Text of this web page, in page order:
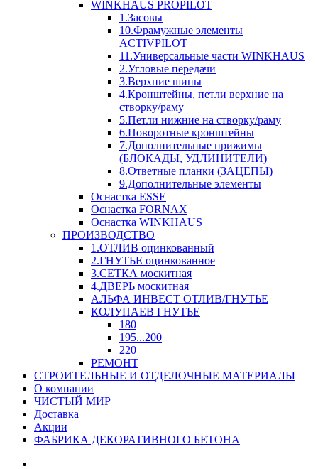
WINKHAUS PROPILOT
1.Засовы
10.Фрамужные элементы
ACTIVPILOT
11.Универсальные части WINKHAUS
2.Угловые передачи
3.Верхние шины
4.Кронштейны, петли верхние на
створку/раму
5.Петли нижние на створку/раму
6.Поворотные кронштейны
7.Дополнительные прижимы
(БЛОКАДЫ, УДЛИНИТЕЛИ)
8.Ответные планки (ЗАЦЕПЫ)
9.Дополнительные элементы
Оснастка ESSE
Оснастка FORNAX
Оснастка WINKHAUS
ПРОИЗВОДСТВО
1.ОТЛИВ оцинкованный
2.ГНУТЬЕ оцинкованное
3.СЕТКА москитная
4.ДВЕРЬ москитная
АЛЬФА ИНВЕСТ ОТЛИВ/ГНУТЬЕ
КОЛУПАЕВ ГНУТЬЕ
180
195...200
220
РЕМОНТ
СТРОИТЕЛЬНЫЕ И ОТДЕЛОЧНЫЕ МАТЕРИАЛЫ
О компании
ЧИСТЫЙ МИР
Доставка
Акции
ФАБРИКА ДЕКОРАТИВНОГО БЕТОНА